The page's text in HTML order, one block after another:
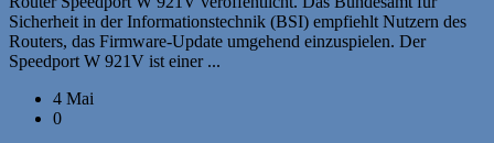
Sicherheit in der Informationstechnik (BSI) empfiehlt Nutzern des
Routers, das Firmware-Update umgehend einzuspielen. Der
Speedport W 921V ist einer ...
4 Mai
0